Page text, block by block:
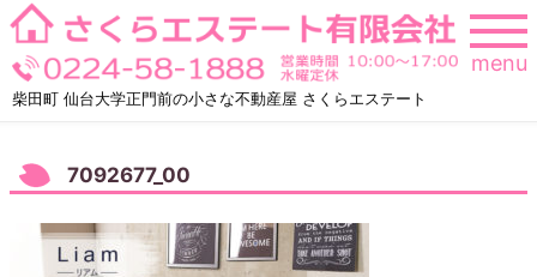
Skip
to
content
柴田町 仙台大学正門前の小さな不動産屋 さくらエステート
menu
7092677_00